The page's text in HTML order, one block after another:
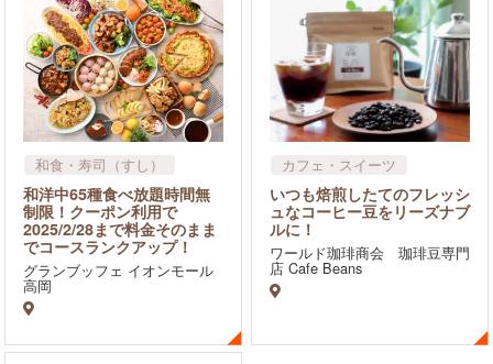
和食・寿司（すし）
洋食・西洋料理
ラーメン
中華
アジア・エスニック料理
カフェ・スイーツ
ファミレス・ファーストフ
ストロ
和洋中65種食べ放題時間無
制限！クーポン利用で
2025/2/28まで料金そのまま
でコースランクアップ！
グランブッフェ イオンモール
高岡
カフェ・スイーツ
飲食店
いつも焙煎したてのフレッシ
ュなコーヒー豆をリーズナブ
ルに！
ワールド珈琲商会 珈琲豆専門
店 Cafe Beans